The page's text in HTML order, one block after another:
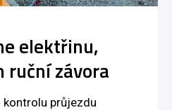
elektřinu,
ruční závora
kontrolu průjezdu